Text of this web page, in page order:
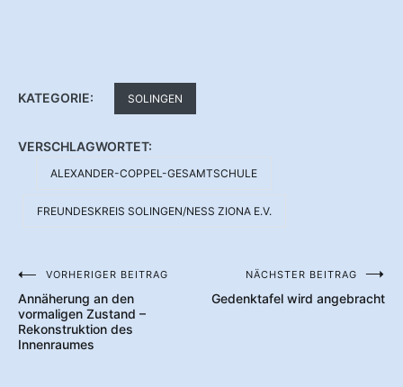
KATEGORIE: SOLINGEN
VERSCHLAGWORTET:
ALEXANDER-COPPEL-GESAMTSCHULE
FREUNDESKREIS SOLINGEN/NESS ZIONA E.V.
Beitragsnavigation
VORHERIGER BEITRAG
Annäherung an den
vormaligen Zustand –
Rekonstruktion des
Innenraumes
NÄCHSTER BEITRAG
Gedenktafel wird angebracht